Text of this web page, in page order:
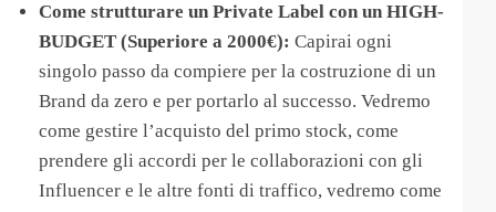
Come strutturare un Private Label con un HIGH-
BUDGET​ (Superiore a 2000€): Capirai ogni
singolo passo da compiere per la costruzione di un
Brand da zero e per portarlo al successo. Vedremo
come gestire l’acquisto del primo stock, come
prendere gli accordi per le collaborazioni con gli
Influencer e le altre fonti di traffico, vedremo come